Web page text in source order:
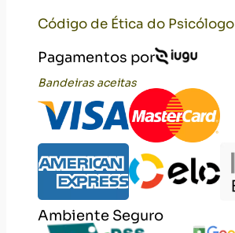
Código de Ética do Psicólogo
Pagamentos por
Bandeiras aceitas
Ambiente Seguro